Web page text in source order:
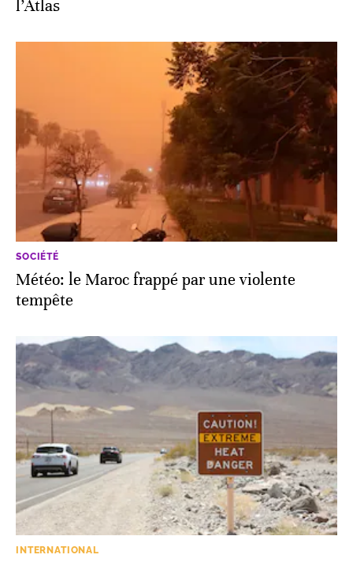
l’Atlas
SOCIÉTÉ
Météo: le Maroc frappé par une violente
tempête
INTERNATIONAL